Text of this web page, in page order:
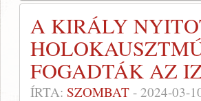
A KIRÁLY
FOGADTÁK AZ
ÍRTA: SZOMBAT - 2024-03-